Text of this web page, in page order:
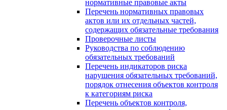
нормативные правовые акты
Перечень нормативных правовых
актов или их отдельных частей,
содержащих обязательные требования
Проверочные листы
Руководства по соблюдению
обязательных требований
Перечень индикаторов риска
нарушения обязательных требований,
порядок отнесения объектов контроля
к категориям риска
Перечень объектов контроля,